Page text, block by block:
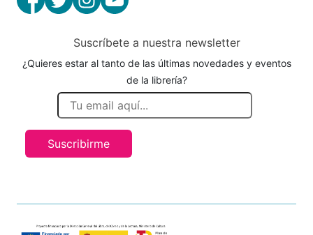
Suscríbete a nuestra newsletter
¿Quieres estar al tanto de las últimas novedades y eventos
de la librería?
Suscribirme